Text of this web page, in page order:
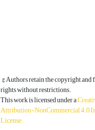
© Authors retain the copyright
rights without restrictions.
This work is licensed under a
Attribution-NonCommercial 4.0
License.